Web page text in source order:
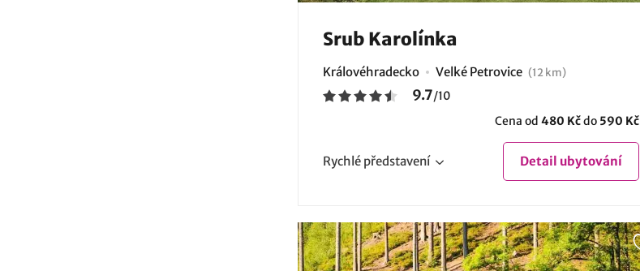
Srub Karolínka
Královéhradecko Velké Petrovice (12 km)
9.7/10
Cena od 480 Kčdo 590 Kč
Rychlé představení Detail ubytování